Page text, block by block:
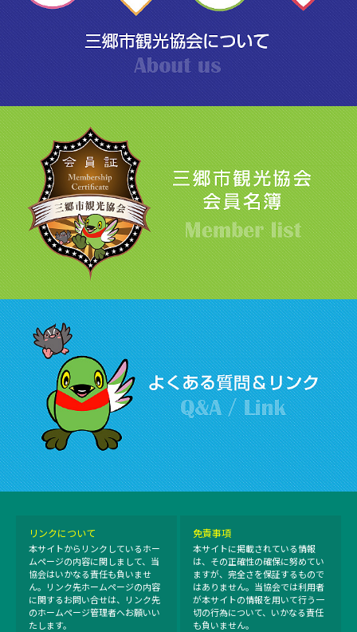
リンクについて
本サイトからリンクしているホー
ムページの内容に関しまして、当
協会はいかなる責任も負いませ
ん。リンク先ホームページの内容
に関するお問い合せは、リンク先
のホームページ管理者へお願いい
たします。
免責事項
本サイトに掲載されている情報
は、その正確性の確保に努めてい
ますが、完全さを保証するもので
はありません。当協会では利用者
が本サイトの情報を用いて行う一
切の行為について、いかなる責任
も負いません。